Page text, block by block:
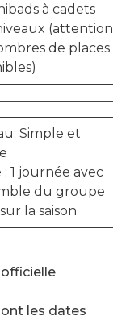
à cadets
(attention
de places
Simple et
: 1 journée avec
du groupe
la saison
les dates